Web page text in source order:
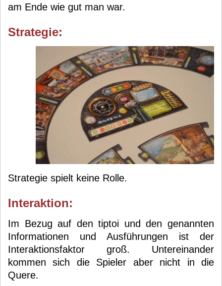
am Ende wie gut man war.
Strategie:
Strategie spielt keine Rolle.
Interaktion:
Im Bezug auf den tiptoi und den genannten
Informationen und Ausführungen ist der
Interaktionsfaktor groß. Untereinander
kommen sich die Spieler aber nicht in die
Quere.